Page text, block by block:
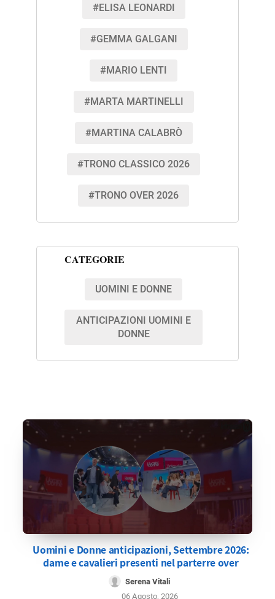
#ELISA LEONARDI
#GEMMA GALGANI
#MARIO LENTI
#MARTA MARTINELLI
#MARTINA CALABRÒ
#TRONO CLASSICO 2026
#TRONO OVER 2026
CATEGORIE
UOMINI E DONNE
ANTICIPAZIONI UOMINI E
DONNE
Uomini e Donne anticipazioni, Settembre 2026:
dame e cavalieri presenti nel parterre over
Serena Vitali
06 Agosto, 2026